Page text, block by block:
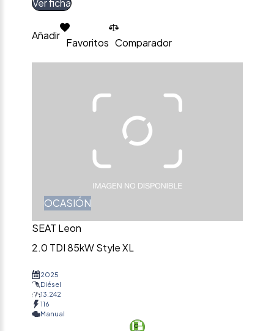
Ver ficha
Añadir
Favoritos Comparador
OCASIÓN
SEAT Leon
2.0 TDI 85kW Style XL
2025
Diésel
13.242
116
Manual